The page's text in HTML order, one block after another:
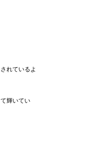
れているよ
輝いてい